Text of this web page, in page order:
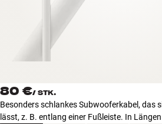
NEUHEITEN
ANGEBOTE
Anmelden
Kundendienst
Bauen mit Klang
80 €/ STK.
Besonders schlankes Subwooferkabel, das
lässt, z. B. entlang einer Fußleiste. In